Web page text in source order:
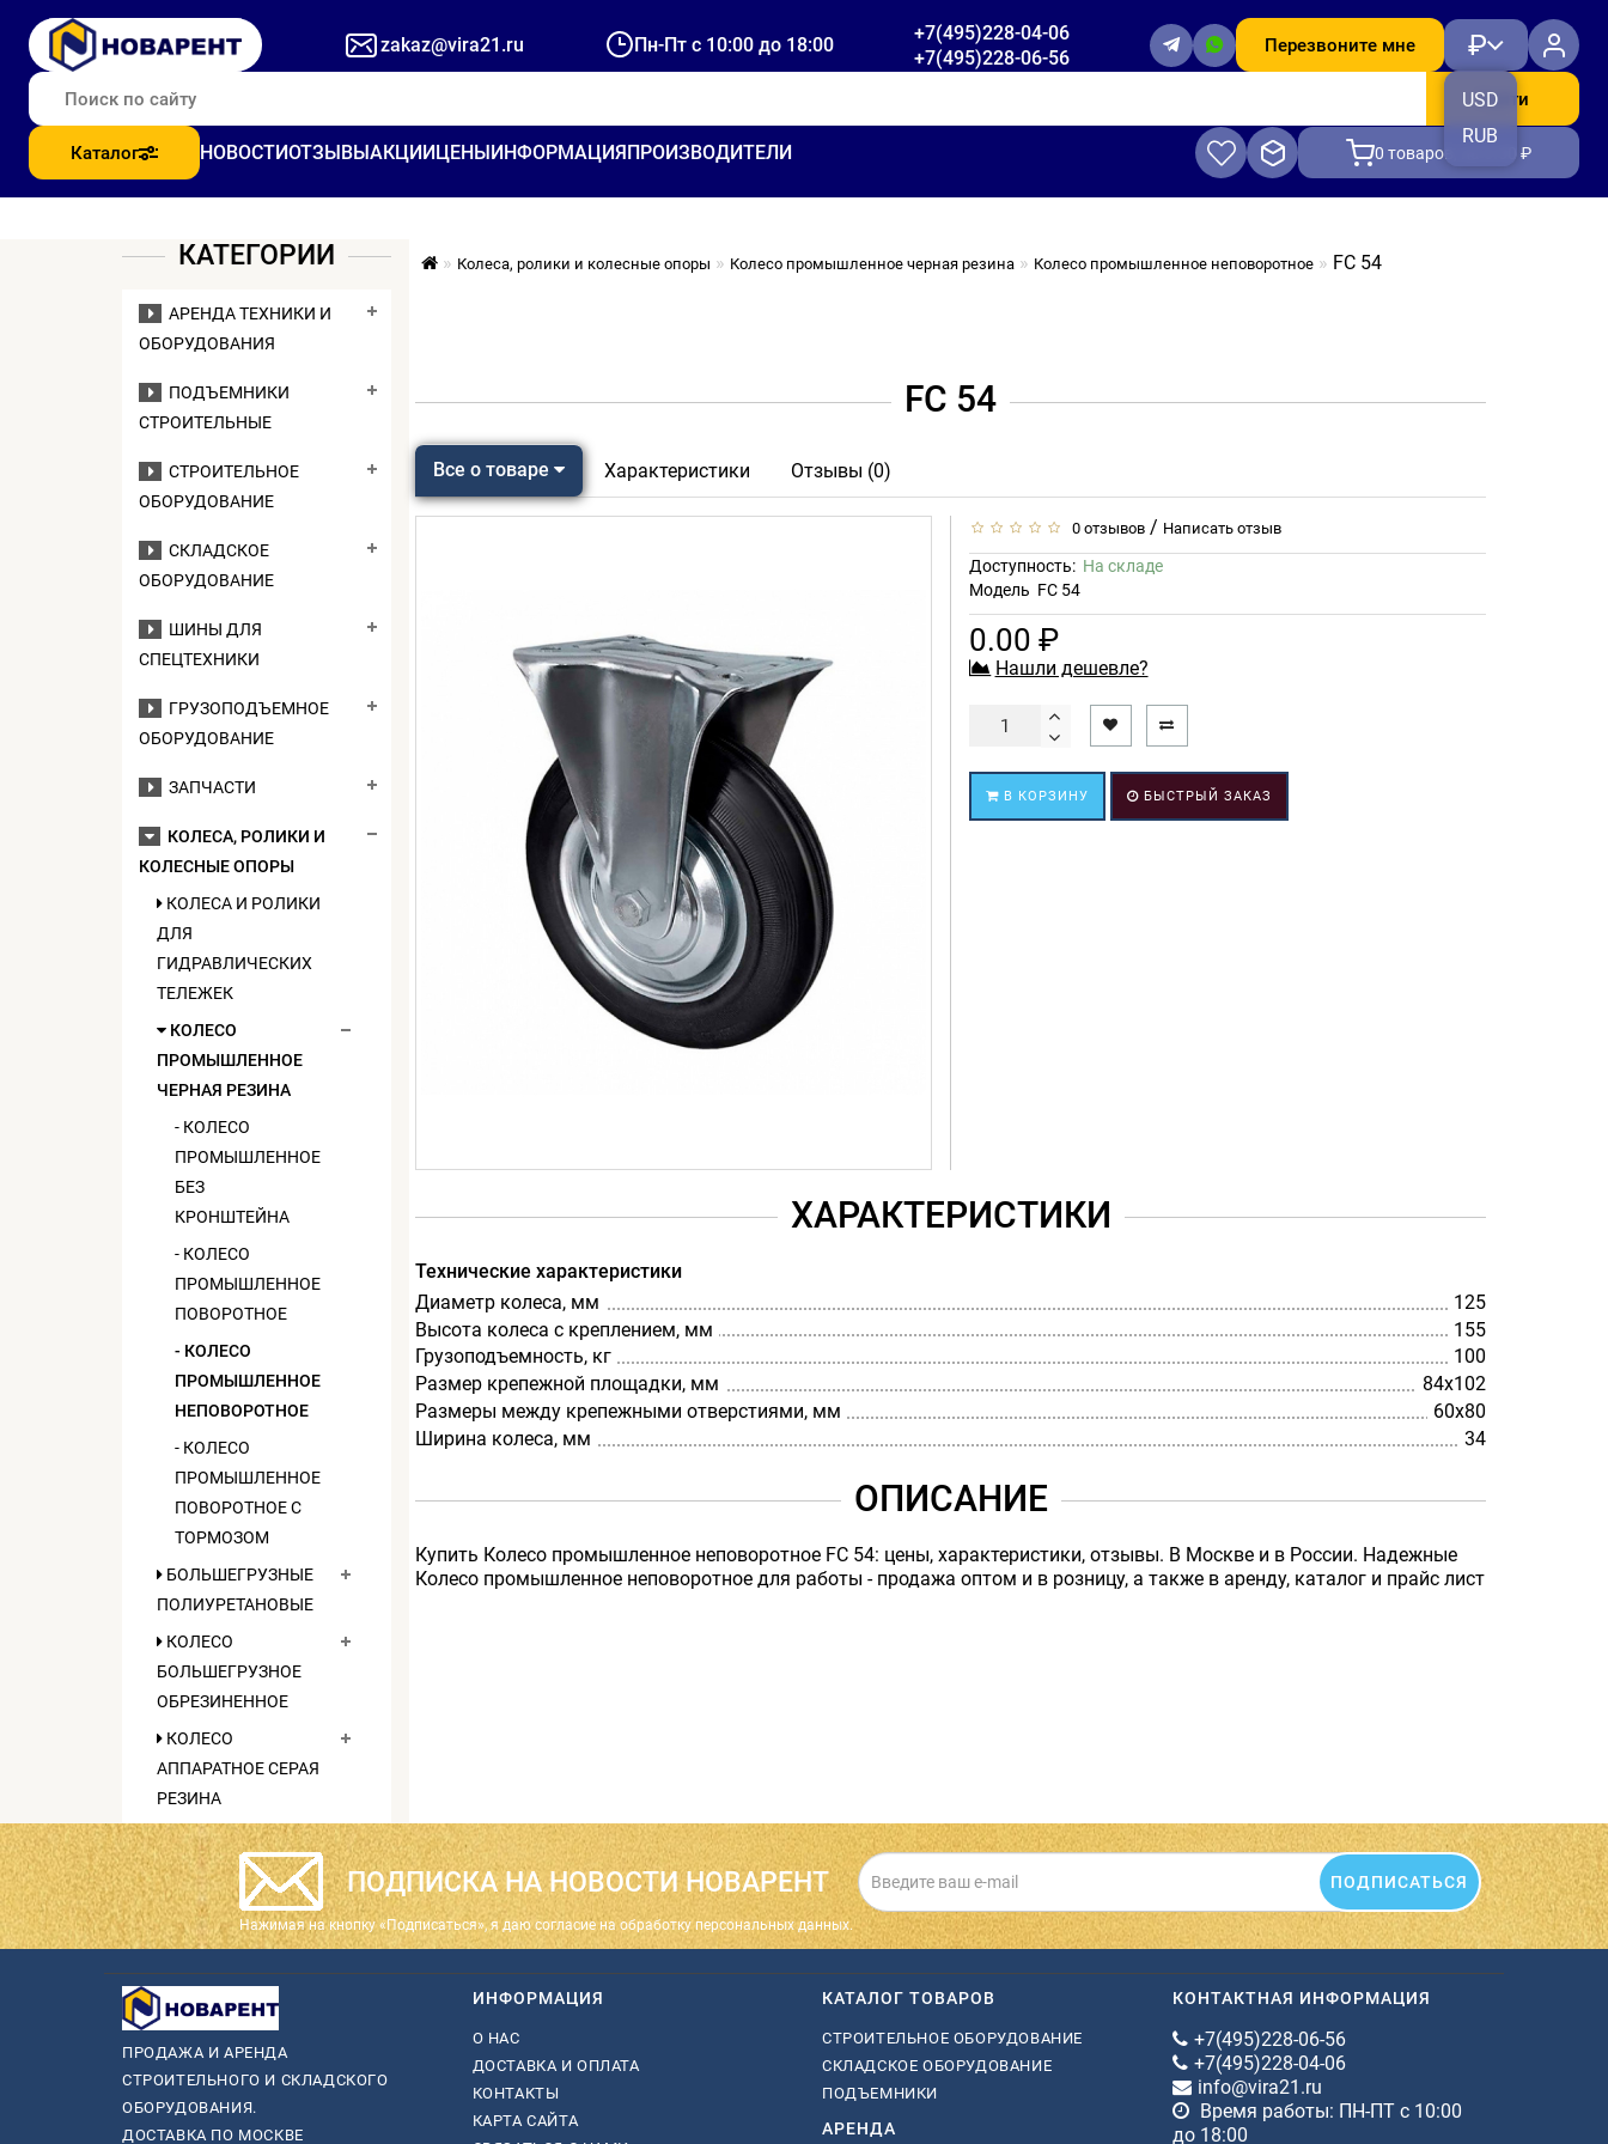
zakaz@vira21.ru Пн-Пт с 10:00 до 18:00
+7(495)228-04-06
+7(495)228-06-56
Перезвоните мне ₽
USD
RUB
Найти
Каталог НОВОСТИОТЗЫВЫАКЦИИЦЕНЫИНФОРМАЦИЯПРОИЗВОДИТЕЛИ 0 товаров, на 0.00 ₽
КАТЕГОРИИ
АРЕНДА ТЕХНИКИ И
ОБОРУДОВАНИЯ
ПОДЪЕМНИКИ
СТРОИТЕЛЬНЫЕ
СТРОИТЕЛЬНОЕ
ОБОРУДОВАНИЕ
СКЛАДСКОЕ
ОБОРУДОВАНИЕ
ШИНЫ ДЛЯ
СПЕЦТЕХНИКИ
ГРУЗОПОДЪЕМНОЕ
ОБОРУДОВАНИЕ
ЗАПЧАСТИ
КОЛЕСА, РОЛИКИ И
КОЛЕСНЫЕ ОПОРЫ
КОЛЕСА И РОЛИКИ
ДЛЯ
ГИДРАВЛИЧЕСКИХ
ТЕЛЕЖЕК
КОЛЕСО
ПРОМЫШЛЕННОЕ
ЧЕРНАЯ РЕЗИНА
- КОЛЕСО
ПРОМЫШЛЕННОЕ
БЕЗ
КРОНШТЕЙНА
- КОЛЕСО
ПРОМЫШЛЕННОЕ
ПОВОРОТНОЕ
- КОЛЕСО
ПРОМЫШЛЕННОЕ
НЕПОВОРОТНОЕ
- КОЛЕСО
ПРОМЫШЛЕННОЕ
ПОВОРОТНОЕ С
ТОРМОЗОМ
БОЛЬШЕГРУЗНЫЕ
ПОЛИУРЕТАНОВЫЕ
КОЛЕСО
БОЛЬШЕГРУЗНОЕ
ОБРЕЗИНЕННОЕ
КОЛЕСО
АППАРАТНОЕ СЕРАЯ
РЕЗИНА
Колеса, ролики и колесные опоры Колесо промышленное черная резина Колесо промышленное неповоротное FC 54
FC 54
Все о товаре Характеристики Отзывы (0)
0 отзывов / Написать отзыв
Доступность: На складе
Модель FC 54
0.00 ₽
Нашли дешевле?
В КОРЗИНУ БЫСТРЫЙ ЗАКАЗ
ХАРАКТЕРИСТИКИ
Технические характеристики
Диаметр колеса, мм
125
Высота колеса с креплением, мм
155
Грузоподъемность, кг
100
Размер крепежной площадки, мм
84x102
Размеры между крепежными отверстиями, мм
60x80
Ширина колеса, мм
34
ОПИСАНИЕ
Купить Колесо промышленное неповоротное FC 54: цены, характеристики, отзывы. В Москве и в России. Надежные
Колесо промышленное неповоротное для работы - продажа оптом и в розницу, а также в аренду, каталог и прайс лист
ПОДПИСКА НА НОВОСТИ НОВАРЕНТ ПОДПИСАТЬСЯ
Нажимая на кнопку «Подписаться», я даю cогласие на обработку персональных данных.
ПРОДАЖА И АРЕНДА
СТРОИТЕЛЬНОГО И СКЛАДСКОГО
ОБОРУДОВАНИЯ.
ДОСТАВКА ПО МОСКВЕ
ИНФОРМАЦИЯ
О НАС
ДОСТАВКА И ОПЛАТА
КОНТАКТЫ
КАРТА САЙТА
КАТАЛОГ ТОВАРОВ
СТРОИТЕЛЬНОЕ ОБОРУДОВАНИЕ
СКЛАДСКОЕ ОБОРУДОВАНИЕ
ПОДЪЕМНИКИ
АРЕНДА
КОНТАКТНАЯ ИНФОРМАЦИЯ
+7(495)228-06-56
+7(495)228-04-06
info@vira21.ru
Время работы: ПН-ПТ с 10:00
до 18:00